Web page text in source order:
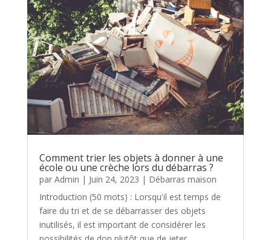
Comment trier les objets à donner à une
école ou une crèche lors du débarras ?
par Admin | Juin 24, 2023 | Débarras maison
Introduction (50 mots) : Lorsqu'il est temps de
faire du tri et de se débarrasser des objets
inutilisés, il est important de considérer les